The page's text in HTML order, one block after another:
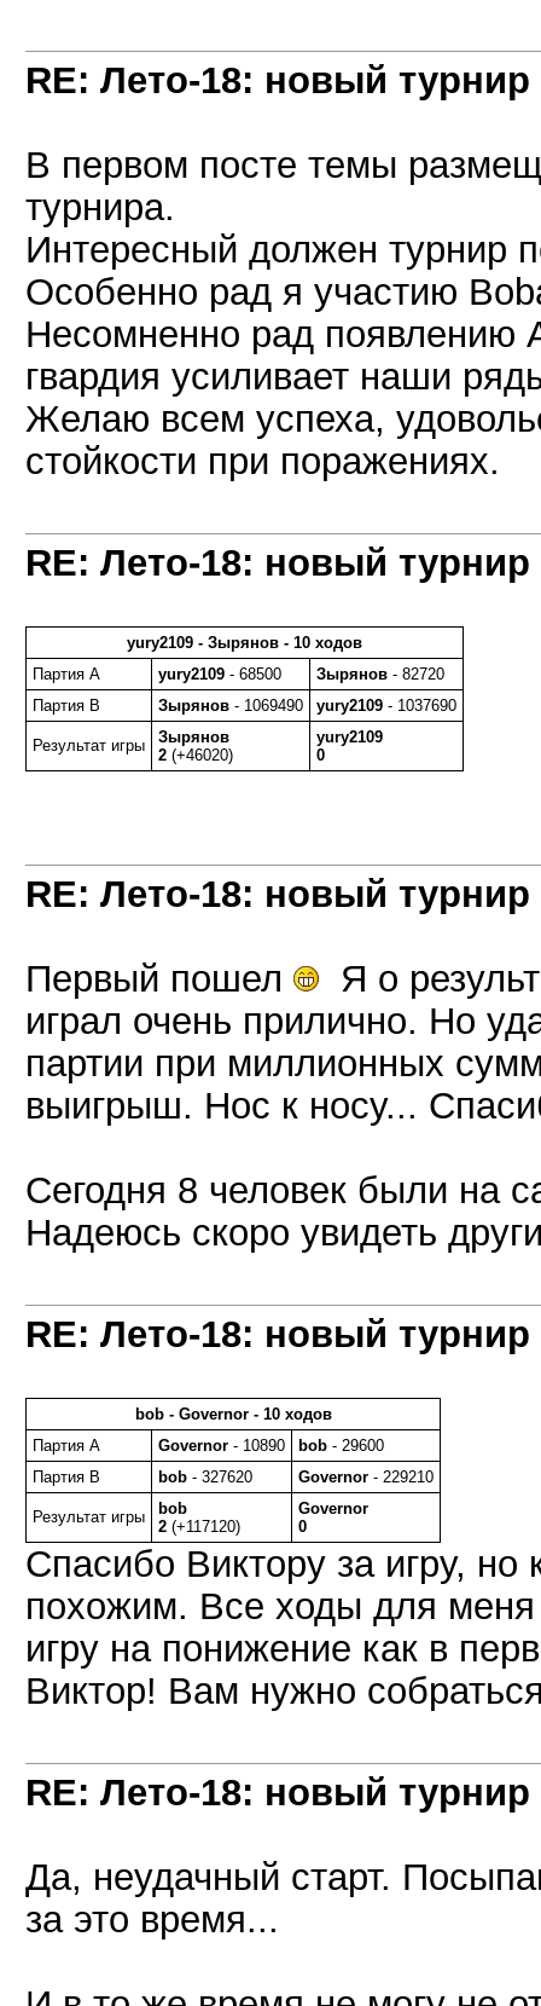
RE: Лето-18: новый турнир
В первом посте темы
турнира.
Интересный должен турнир
Особенно рад я участию
Несомненно рад появлению
гвардия усиливает наши
Желаю всем успеха,
стойкости при поражениях.
RE: Лето-18: новый турнир
yury2109 - Зырянов - 10 ходов
Партия A
yury2109 - 68500 Зырянов - 82720
Партия B
Зырянов - 1069490 yury2109 - 1037690
Результат игры
Зырянов
2 (+46020)
yury2109
0
RE: Лето-18: новый турнир
Первый пошел
Я о
играл очень прилично. Но
партии при миллионных
выигрыш. Нос к носу...
Сегодня 8 человек были на
Надеюсь скоро увидеть
RE: Лето-18: новый турнир
bob - Governor - 10 ходов
Партия A
Governor - 10890 bob - 29600
Партия B
bob - 327620 Governor - 229210
Результат игры
bob
2 (+117120)
Governor
0
Спасибо Виктору за игру, но
похожим. Все ходы для
игру на понижение как в
Виктор! Вам нужно
RE: Лето-18: новый турнир
Да, неудачный старт.
за это время...